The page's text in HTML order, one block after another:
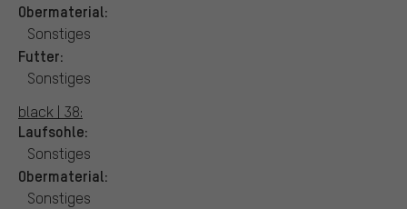
Obermaterial:
Sonstiges
Futter:
Sonstiges
black | 38:
Laufsohle:
Sonstiges
Obermaterial:
Sonstiges